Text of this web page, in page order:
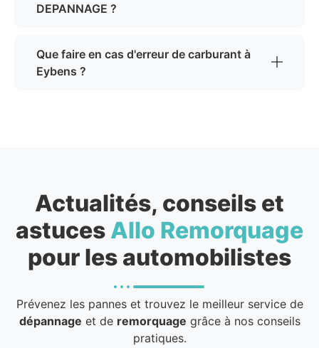
DEPANNAGE ?
Que faire en cas d'erreur de carburant à
Eybens ?
Actualités, conseils et
astuces Allo Remorquage
pour les automobilistes
Prévenez les pannes et trouvez le meilleur service de
dépannage et de remorquage grâce à nos conseils
pratiques.